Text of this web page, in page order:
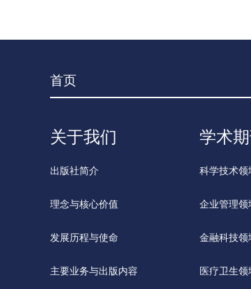
首页
关于我们
出版社简介
理念与核心价值
发展历程与使命
主要业务与出版内容
学术期
科学技术领
企业管理领
金融科技领
医疗卫生领